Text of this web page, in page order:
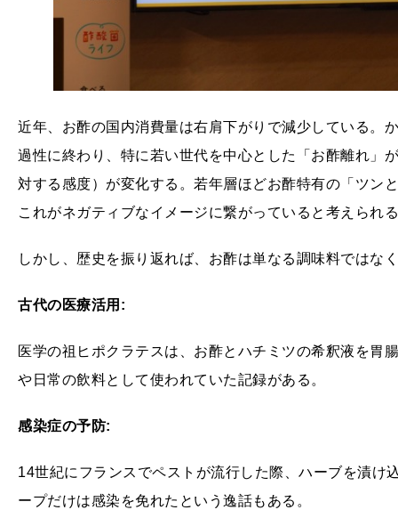
近年、お酢の国内消費量は右肩下がりで減少している。
過性に終わり、特に若い世代を中心とした「お酢離れ」
対する感度）が変化する。若年層ほどお酢特有の「ツン
これがネガティブなイメージに繋がっていると考えられ
しかし、歴史を振り返れば、お酢は単なる調味料ではな
古代の医療活用:
医学の祖ヒポクラテスは、お酢とハチミツの希釈液を胃
や日常の飲料として使われていた記録がある。
感染症の予防:
14世紀にフランスでペストが流行した際、ハーブを漬け
ープだけは感染を免れたという逸話もある。